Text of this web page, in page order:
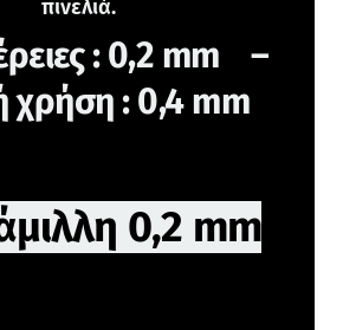
πινελιά.
: 0,2 mm –
χρήση : 0,4 mm
0,2 mm